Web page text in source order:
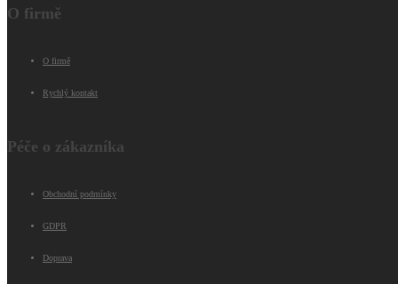
O firmě
O firmě
Rychlý kontakt
Péče o zákazníka
Obchodní podmínky
GDPR
Doprava